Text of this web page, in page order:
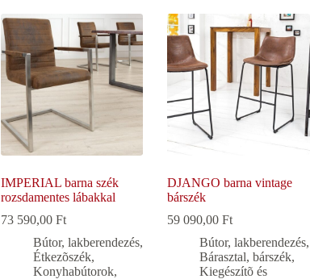
IMPERIAL barna szék
rozsdamentes lábakkal
73 590,00Ft
Bútor, lakberendezés,
Étkezõszék,
Konyhabútorok,
DJANGO barna vintage
bárszék
59 090,00Ft
Bútor, lakberendezés,
Bárasztal, bárszék,
Kiegészítõ és